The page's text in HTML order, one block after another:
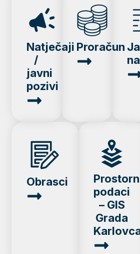
Natječaji
/
javni
pozivi
Proračun
Obrasci
podaci
– GIS
Grada